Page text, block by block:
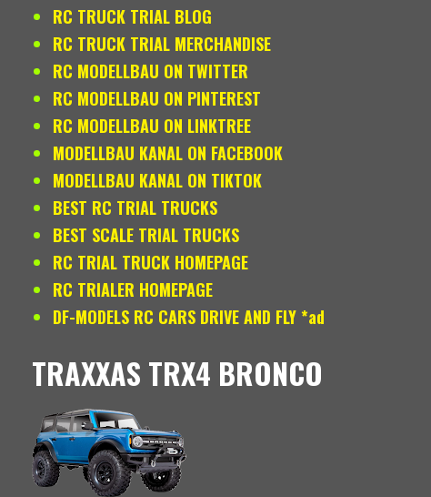
RC TRUCK TRIAL BLOG
RC TRUCK TRIAL MERCHANDISE
RC MODELLBAU ON TWITTER
RC MODELLBAU ON PINTEREST
RC MODELLBAU ON LINKTREE
MODELLBAU KANAL ON FACEBOOK
MODELLBAU KANAL ON TIKTOK
BEST RC TRIAL TRUCKS
BEST SCALE TRIAL TRUCKS
RC TRIAL TRUCK HOMEPAGE
RC TRIALER HOMEPAGE
DF-MODELS RC CARS DRIVE AND FLY *ad
TRAXXAS TRX4 BRONCO